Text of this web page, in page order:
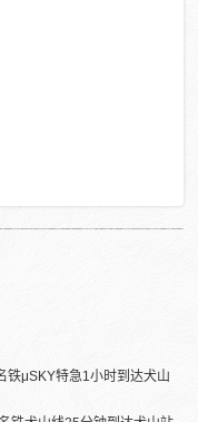
铁μSKY特急1小时到达犬山